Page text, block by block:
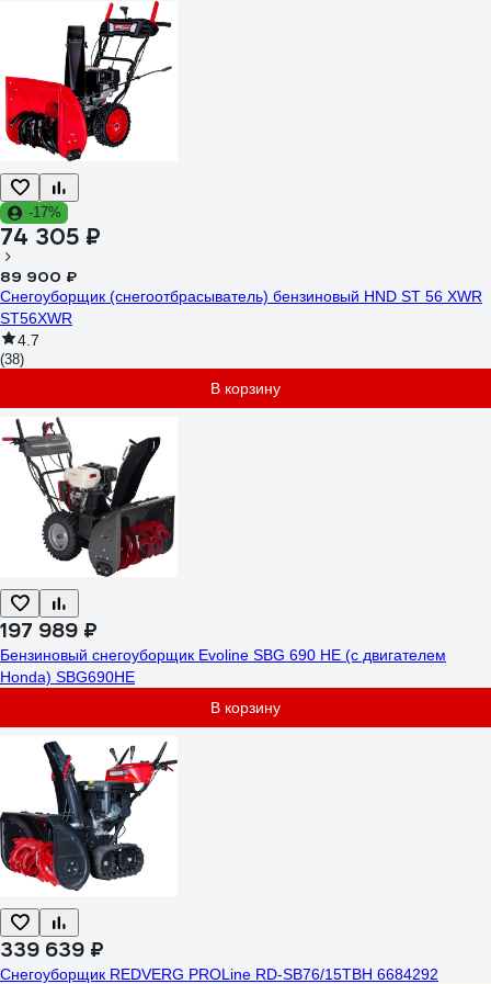
-17%
74 305 ₽
89 900 ₽
Снегоуборщик (снегоотбрасыватель) бензиновый HND ST 56 XWR
ST56XWR
4.7
(38)
В корзину
197 989 ₽
Бензиновый снегоуборщик Evoline SBG 690 HE (с двигателем
Honda) SBG690HE
В корзину
339 639 ₽
Снегоуборщик REDVERG PROLine RD-SB76/15TBH 6684292